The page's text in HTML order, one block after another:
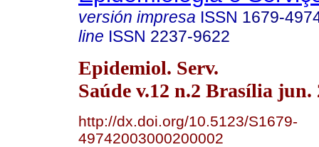
versión impresa ISSN 1679-
line ISSN 2237-9622
Epidemiol. Serv.
Saúde v.12 n.2 Brasília jun.
http://dx.doi.org/10.5123/S1679-
49742003000200002